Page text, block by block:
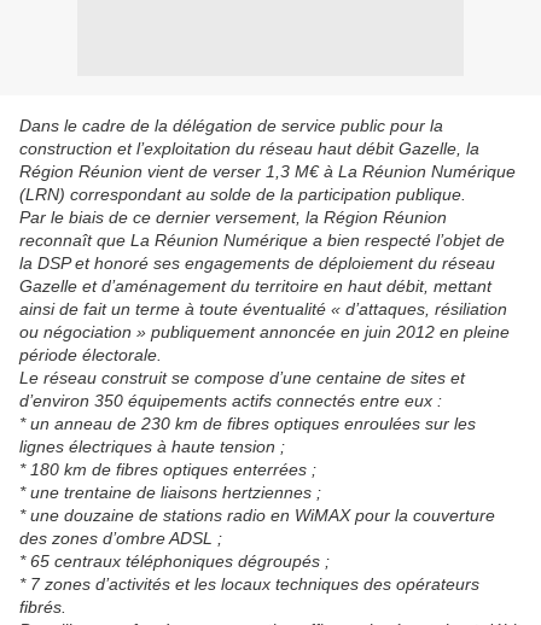
Dans le cadre de la délégation de service public pour la
construction et l’exploitation du réseau haut débit Gazelle, la
Région Réunion vient de verser 1,3 M€ à La Réunion Numérique
(LRN) correspondant au solde de la participation publique.
Par le biais de ce dernier versement, la Région Réunion
reconnaît que La Réunion Numérique a bien respecté l’objet de
la DSP et honoré ses engagements de déploiement du réseau
Gazelle et d’aménagement du territoire en haut débit, mettant
ainsi de fait un terme à toute éventualité « d’attaques, résiliation
ou négociation » publiquement annoncée en juin 2012 en pleine
période électorale.
Le réseau construit se compose d’une centaine de sites et
d’environ 350 équipements actifs connectés entre eux :
* un anneau de 230 km de fibres optiques enroulées sur les
lignes électriques à haute tension ;
* 180 km de fibres optiques enterrées ;
* une trentaine de liaisons hertziennes ;
* une douzaine de stations radio en WiMAX pour la couverture
des zones d’ombre ADSL ;
* 65 centraux téléphoniques dégroupés ;
* 7 zones d’activités et les locaux techniques des opérateurs
fibrés.